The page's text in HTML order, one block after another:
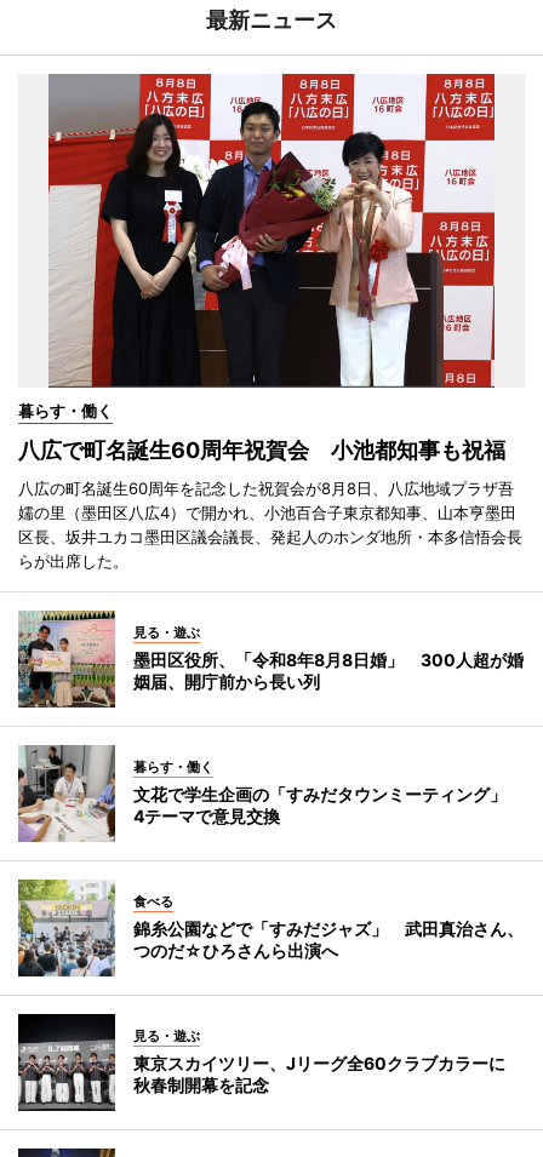
最新ニュース
暮らす・働く
八広で町名誕生60周年祝賀会 小池都知事も祝福
八広の町名誕生60周年を記念した祝賀会が8月8日、八広地域プラザ吾
嬬の里（墨田区八広4）で開かれ、小池百合子東京都知事、山本亨墨田
区長、坂井ユカコ墨田区議会議長、発起人のホンダ地所・本多信悟会長
らが出席した。
見る・遊ぶ
墨田区役所、「令和8年8月8日婚」 300人超が婚
姻届、開庁前から長い列
暮らす・働く
文花で学生企画の「すみだタウンミーティング」
4テーマで意見交換
食べる
錦糸公園などで「すみだジャズ」 武田真治さん、
つのだ☆ひろさんら出演へ
見る・遊ぶ
東京スカイツリー、Jリーグ全60クラブカラーに
秋春制開幕を記念